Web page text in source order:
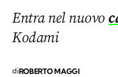
Entra nel nuovo
Kodami
diROBERTO MAGGI